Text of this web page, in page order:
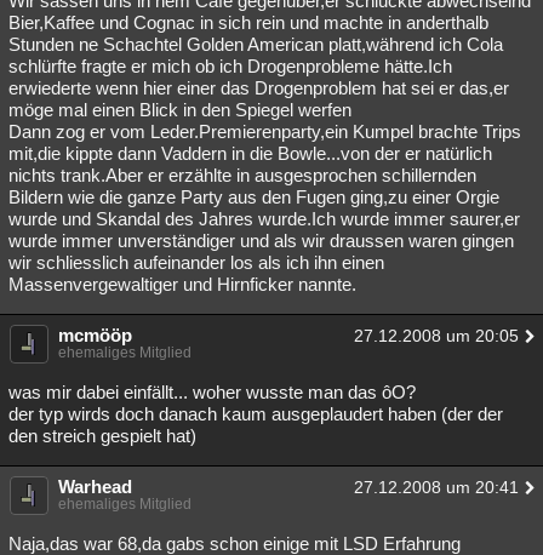
Bier,Kaffee und Cognac in sich rein und machte in anderthalb
Stunden ne Schachtel Golden American platt,während ich Cola
schlürfte fragte er mich ob ich Drogenprobleme hätte.Ich
erwiederte wenn hier einer das Drogenproblem hat sei er das,er
möge mal einen Blick in den Spiegel werfen
Dann zog er vom Leder.Premierenparty,ein Kumpel brachte Trips
mit,die kippte dann Vaddern in die Bowle...von der er natürlich
nichts trank.Aber er erzählte in ausgesprochen schillernden
Bildern wie die ganze Party aus den Fugen ging,zu einer Orgie
wurde und Skandal des Jahres wurde.Ich wurde immer saurer,er
wurde immer unverständiger und als wir draussen waren gingen
wir schliesslich aufeinander los als ich ihn einen
Massenvergewaltiger und Hirnficker nannte.
mcmööp 27.12.2008 um 20:05
ehemaliges Mitglied
was mir dabei einfällt... woher wusste man das ôO?
der typ wirds doch danach kaum ausgeplaudert haben (der der
den streich gespielt hat)
Warhead 27.12.2008 um 20:41
ehemaliges Mitglied
Naja,das war 68,da gabs schon einige mit LSD Erfahrung